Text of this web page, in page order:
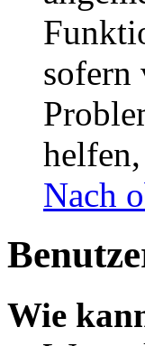
sofern
Nach
Wie